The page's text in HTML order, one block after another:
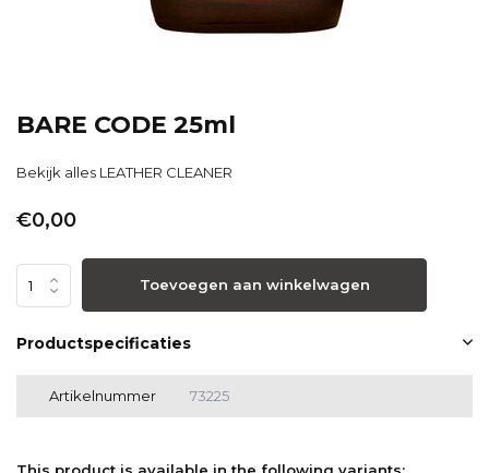
BARE CODE 25ml
Bekijk alles LEATHER CLEANER
€0,00
Toevoegen aan winkelwagen
Productspecificaties
Artikelnummer 73225